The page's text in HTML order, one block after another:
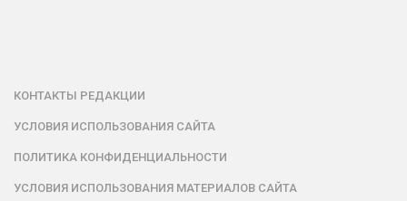
КОНТАКТЫ РЕДАКЦИИ
УСЛОВИЯ ИСПОЛЬЗОВАНИЯ САЙТА
ПОЛИТИКА КОНФИДЕНЦИАЛЬНОСТИ
УСЛОВИЯ ИСПОЛЬЗОВАНИЯ МАТЕРИАЛОВ САЙТА